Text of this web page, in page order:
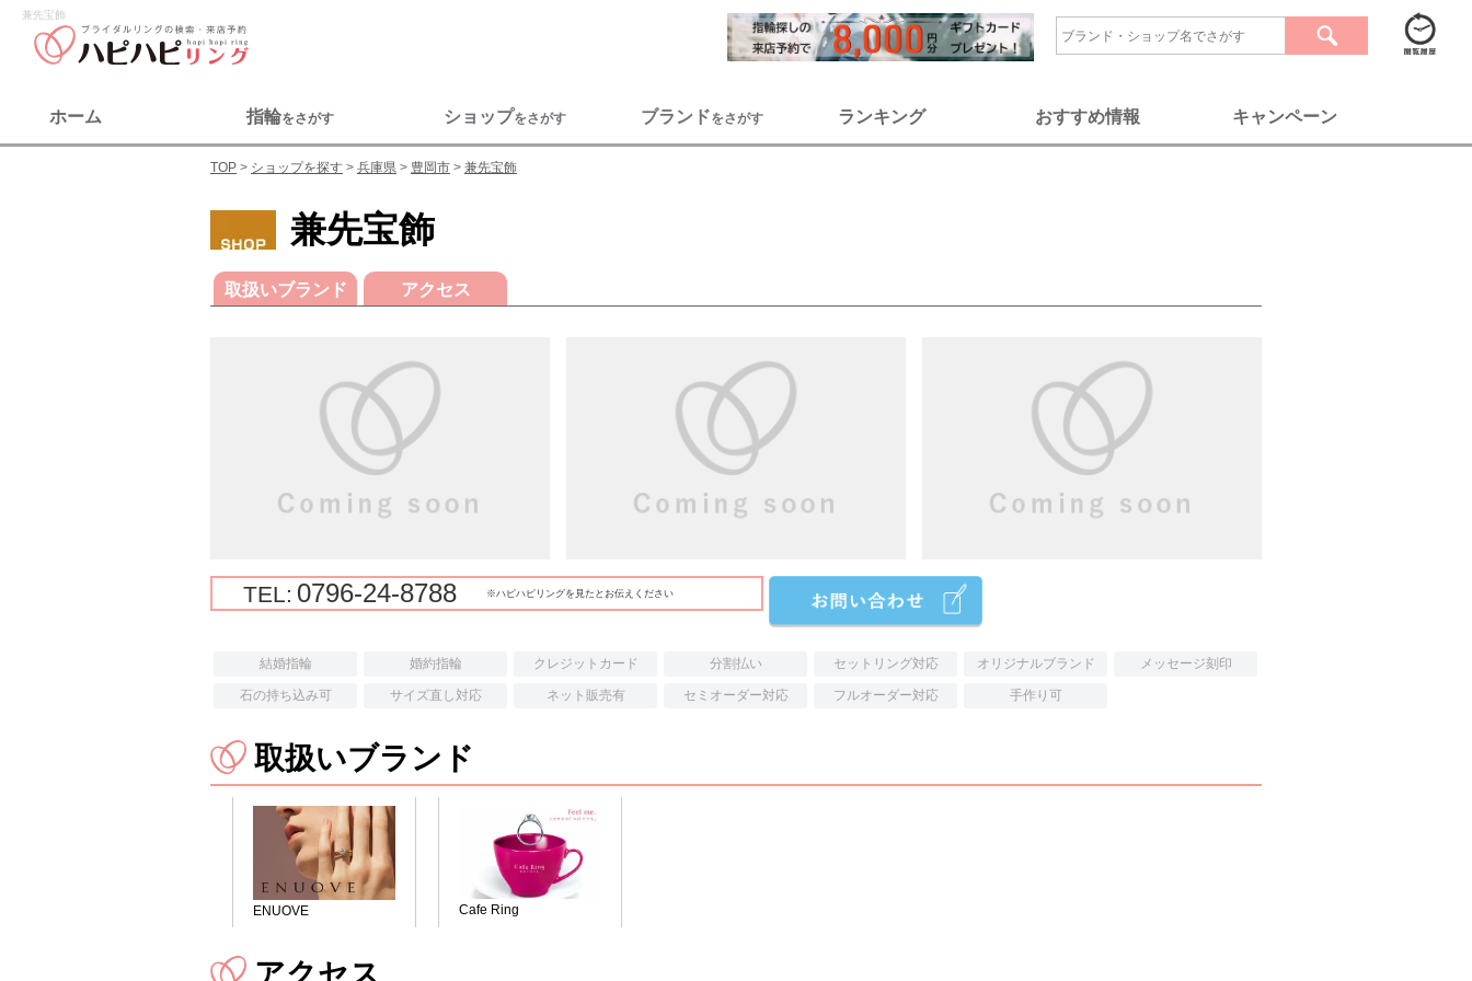
兼先宝飾
ホーム 指輪をさがす ショップをさがす ブランドをさがす ランキング おすすめ情報 キャンペーン
TOP ショップを探す 兵庫県 豊岡市 兼先宝飾
兼先宝飾
取扱いブランド アクセス
TEL: 0796-24-8788 ※ハピハピリングを見たとお伝えください
結婚指輪 婚約指輪 クレジットカード 分割払い セットリング対応 オリジナルブランド メッセージ刻印
石の持ち込み可 サイズ直し対応 ネット販売有 セミオーダー対応 フルオーダー対応 手作り可
取扱いブランド
ENUOVE Cafe Ring
アクセス